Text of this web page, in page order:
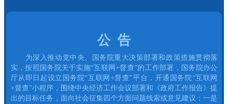
公 告
为深入推动党中央、国务院重大决策部署和政策措施贯彻落
实，按照国务院关于实施“互联网+督查”的工作部署，国务院办公
厅从即日起设立国务院“互联网+督查”平台，开通国务院“互联网
+督查”小程序，围绕中央经济工作会议部署和《政府工作报告》提
出的目标任务，面向社会征集四个方面问题线索或意见建议：一是